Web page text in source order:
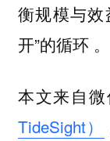
衡规模与
开”的循环 。
本文来自
TideSight）